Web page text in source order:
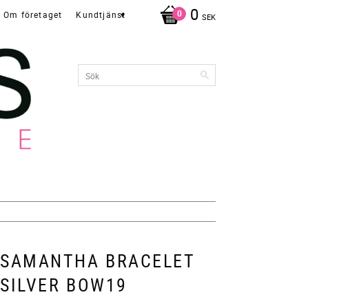
0 SEK
Om företaget Kundtjänst
SAMANTHA BRACELET
SILVER BOW19